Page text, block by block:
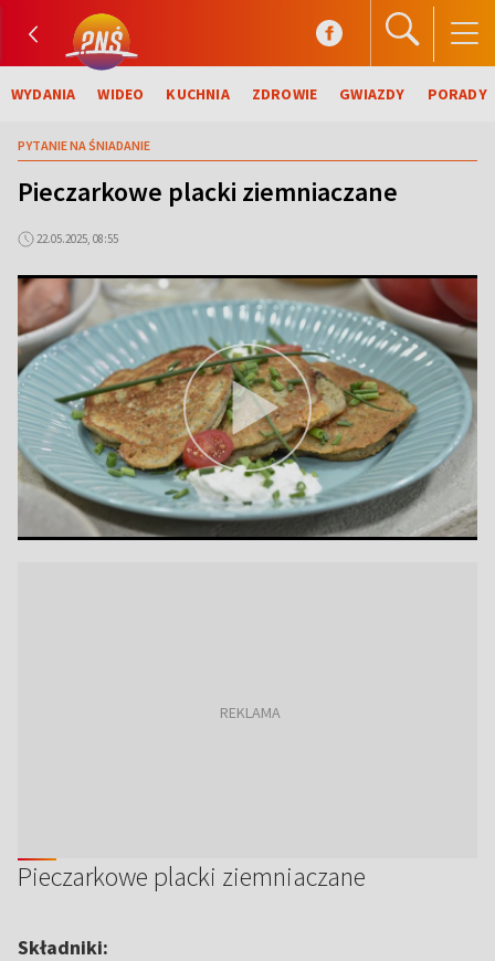
WYDANIA WIDEO KUCHNIA ZDROWIE GWIAZDY PORADY
PYTANIE NA ŚNIADANIE
Pieczarkowe placki ziemniaczane
22.05.2025, 08:55
Pieczarkowe placki ziemniaczane
Składniki: